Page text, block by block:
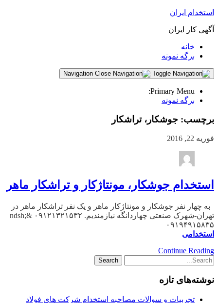
استخدام ایران
آگهی کار ایران
خانه
برگه نمونه
Primary Menu:
برگه نمونه
برچسب: جوشکار، تراشکار
فوریه 22, 2016
استخدام جوشکار، مونتاژکار و تراشکار ماهر
به چهار نفر جوشکار و مونتاژکار ماهر و یک نفر تراشکار ماهر در
تهران-شهرک صنعتی چهاردانگه نیازمندیم. ۰۹۱۲۱۳۲۱۵۳۲ &ndsh;
۰۹۱۹۴۹۱۵۸۳۵
استخدامی
Continue Reading
نوشته‌های تازه
تجربیات و سوالات مصاحبه استخدام شرکت های فولاد